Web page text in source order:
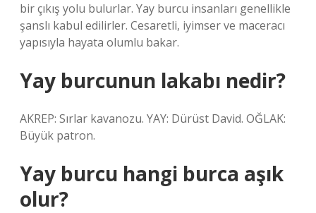
bir çıkış yolu bulurlar. Yay burcu insanları genellikle
şanslı kabul edilirler. Cesaretli, iyimser ve maceracı
yapısıyla hayata olumlu bakar.
Yay burcunun lakabı nedir?
AKREP: Sırlar kavanozu. YAY: Dürüst David. OĞLAK:
Büyük patron.
Yay burcu hangi burca aşık
olur?